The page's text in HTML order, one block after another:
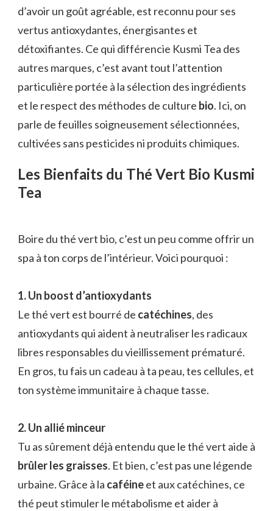
d’avoir un goût agréable, est reconnu pour ses
vertus antioxydantes, énergisantes et
détoxifiantes. Ce qui différencie Kusmi Tea des
autres marques, c’est avant tout l’attention
particulière portée à la sélection des ingrédients
et le respect des méthodes de culture bio. Ici, on
parle de feuilles soigneusement sélectionnées,
cultivées sans pesticides ni produits chimiques.
Les Bienfaits du Thé Vert Bio Kusmi
Tea
Boire du thé vert bio, c’est un peu comme offrir un
spa à ton corps de l’intérieur. Voici pourquoi :
1. Un boost d’antioxydants
Le thé vert est bourré de catéchines, des
antioxydants qui aident à neutraliser les radicaux
libres responsables du vieillissement prématuré.
En gros, tu fais un cadeau à ta peau, tes cellules, et
ton système immunitaire à chaque tasse.
2. Un allié minceur
Tu as sûrement déjà entendu que le thé vert aide à
brûler les graisses. Et bien, c’est pas une légende
urbaine. Grâce à la caféineet aux catéchines, ce
thé peut stimuler le métabolisme et aider à